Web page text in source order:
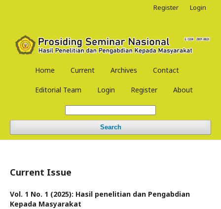
Home Current Archives Contact
Editorial Team Login Register About
Search
Register Login
Current Issue
Vol. 1 No. 1 (2025): Hasil penelitian dan Pengabdian
Kepada Masyarakat